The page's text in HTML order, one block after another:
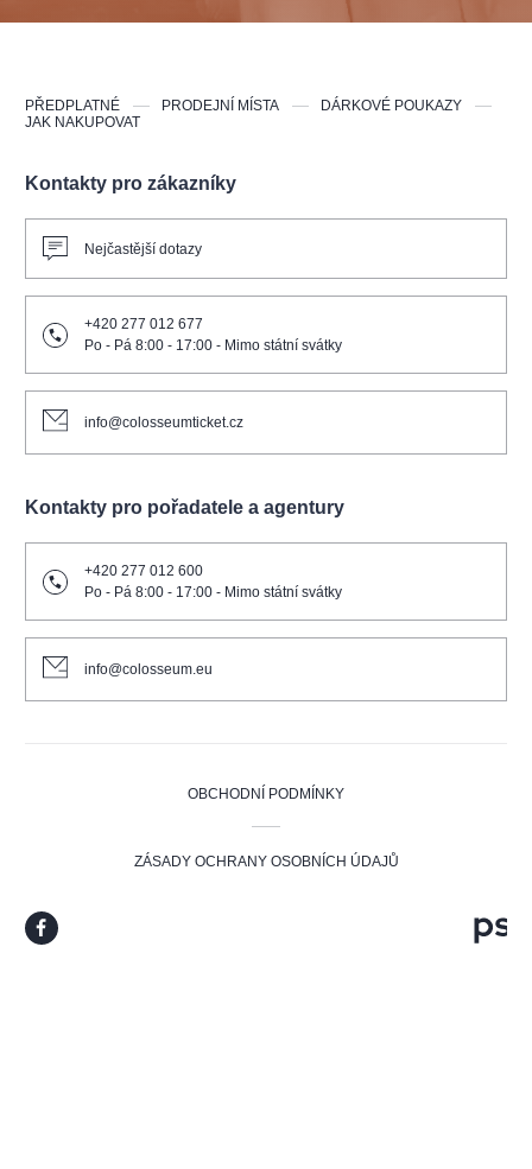
Kontakty pro zákazníky
Nejčastější dotazy
+420 277 012 677
Po - Pá 8:00 - 17:00 - Mimo státní svátky
info@colosseumticket.cz
Kontakty pro pořadatele a agentury
+420 277 012 600
Po - Pá 8:00 - 17:00 - Mimo státní svátky
info@colosseum.eu
PŘEDPLATNÉ PRODEJNÍ MÍSTA
DÁRKOVÉ POUKAZY
JAK NAKUPOVAT
OBCHODNÍ PODMÍNKY
ZÁSADY OCHRANY OSOBNÍCH ÚDAJŮ